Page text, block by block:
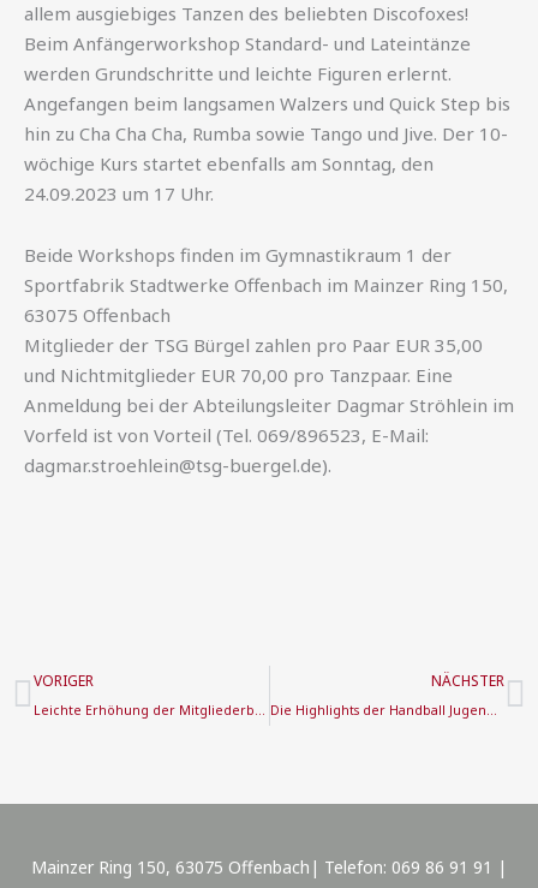
allem ausgiebiges Tanzen des beliebten Discofoxes!
Beim Anfängerworkshop Standard- und Lateintänze
werden Grundschritte und leichte Figuren erlernt.
Angefangen beim langsamen Walzers und Quick Step bis
hin zu Cha Cha Cha, Rumba sowie Tango und Jive. Der 10-
wöchige Kurs startet ebenfalls am Sonntag, den
24.09.2023 um 17 Uhr.
Beide Workshops finden im Gymnastikraum 1 der
Sportfabrik Stadtwerke Offenbach im Mainzer Ring 150,
63075 Offenbach
Mitglieder der TSG Bürgel zahlen pro Paar EUR 35,00
und Nichtmitglieder EUR 70,00 pro Tanzpaar. Eine
Anmeldung bei der Abteilungsleiter Dagmar Ströhlein im
Vorfeld ist von Vorteil (Tel. 069/896523, E-Mail:
dagmar.stroehlein@tsg-buergel.de).
Zurück
VORIGER NÄCHSTER
Mainzer Ring 150, 63075 Offenbach| Telefon: 069 86 91 91 |